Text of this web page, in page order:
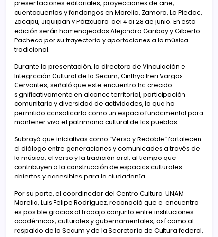
presentaciones editoriales, proyecciones de cine,
cuentacuentos y fandangos en Morelia, Zamora, La Piedad,
Zacapu, Jiquilpan y Pátzcuaro, del 4 al 28 de junio. En esta
edición serán homenajeados Alejandro Garibay y Gilberto
Pacheco por su trayectoria y aportaciones a la música
tradicional.
Durante la presentación, la directora de Vinculación e
Integración Cultural de la Secum, Cinthya Ireri Vargas
Cervantes, señaló que este encuentro ha crecido
significativamente en alcance territorial, participación
comunitaria y diversidad de actividades, lo que ha
permitido consolidarlo como un espacio fundamental para
mantener vivo el patrimonio cultural de los pueblos.
Subrayó que iniciativas como “Verso y Redoble” fortalecen
el diálogo entre generaciones y comunidades a través de
la música, el verso y la tradición oral, al tiempo que
contribuyen a la construcción de espacios culturales
abiertos y accesibles para la ciudadanía.
Por su parte, el coordinador del Centro Cultural UNAM
Morelia, Luis Felipe Rodríguez, reconoció que el encuentro
es posible gracias al trabajo conjunto entre instituciones
académicas, culturales y gubernamentales, así como al
respaldo de la Secum y de la Secretaría de Cultura federal,